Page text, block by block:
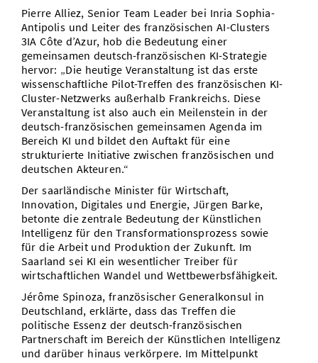
Pierre Alliez, Senior Team Leader bei Inria Sophia-
Antipolis und Leiter des französischen AI-Clusters
3IA Côte d’Azur, hob die Bedeutung einer
gemeinsamen deutsch-französischen KI-Strategie
hervor: „Die heutige Veranstaltung ist das erste
wissenschaftliche Pilot-Treffen des französischen KI-
Cluster-Netzwerks außerhalb Frankreichs. Diese
Veranstaltung ist also auch ein Meilenstein in der
deutsch-französischen gemeinsamen Agenda im
Bereich KI und bildet den Auftakt für eine
strukturierte Initiative zwischen französischen und
deutschen Akteuren.“
Der saarländische Minister für Wirtschaft,
Innovation, Digitales und Energie, Jürgen Barke,
betonte die zentrale Bedeutung der Künstlichen
Intelligenz für den Transformationsprozess sowie
für die Arbeit und Produktion der Zukunft. Im
Saarland sei KI ein wesentlicher Treiber für
wirtschaftlichen Wandel und Wettbewerbsfähigkeit.
Jérôme Spinoza, französischer Generalkonsul in
Deutschland, erklärte, dass das Treffen die
politische Essenz der deutsch-französischen
Partnerschaft im Bereich der Künstlichen Intelligenz
und darüber hinaus verkörpere. Im Mittelpunkt